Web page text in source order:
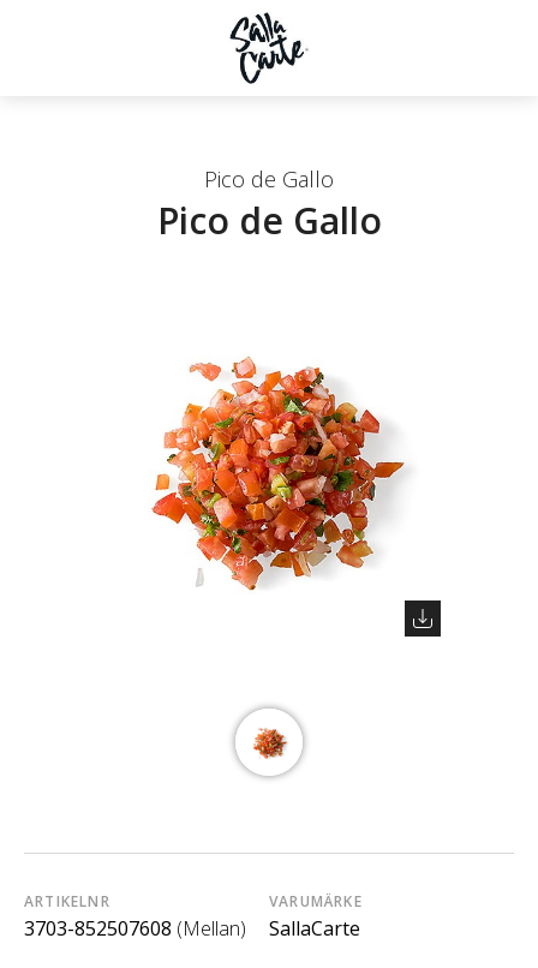
Pico de Gallo
Pico de Gallo
ARTIKELNR
3703-852507608 (Mellan)
VARUMÄRKE
SallaCarte